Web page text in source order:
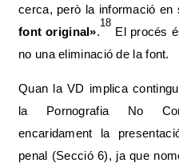
cerca, però la informació en
font original».
18
El procés
no una eliminació de la font.
Quan la VD implica
la Pornografia No
encaridament la
penal (Secció 6), ja que